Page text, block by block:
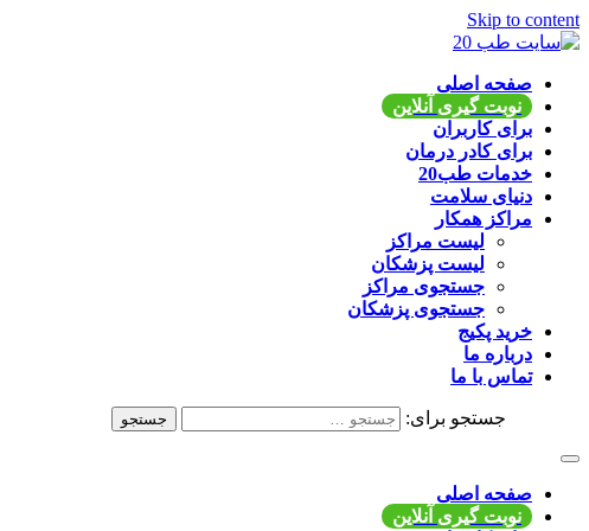
Skip to content
سایت طب 20
اپلیکیشن موبایل و وب سایت در دسترس است
صفحه اصلی
نوبت گیری آنلاین
برای کاربران
برای کادر درمان
خدمات طب20
دنیای سلامت
مراکز همکار
لیست مراکز
لیست پزشکان
جستجوی مراکز
جستجوی پزشکان
خرید پکیج
درباره ما
تماس با ما
جستجو برای:
صفحه اصلی
نوبت گیری آنلاین